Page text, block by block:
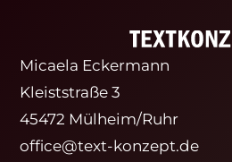
Micaela Eckermann
Kleiststraße 3
45472 Mülheim/Ruhr
office@text-konzept.de